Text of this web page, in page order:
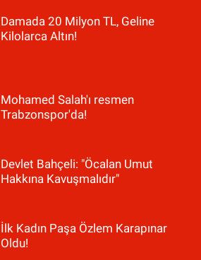
Damada 20 Milyon TL, Geline
Kilolarca Altın!
Mohamed Salah'ı resmen
Trabzonspor'da!
Devlet Bahçeli: "Öcalan Umut
Hakkına Kavuşmalıdır"
İlk Kadın Paşa Özlem Karapınar
Oldu!